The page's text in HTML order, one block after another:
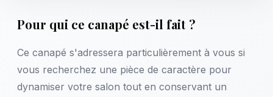
Pour qui ce canapé est-il fait ?
Ce canapé s'adressera particulièrement à vous si
vous recherchez une pièce de caractère pour
dynamiser votre salon tout en conservant un